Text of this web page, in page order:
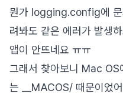
뭔가 logging.config에 문
려봐도 같은 에러가 발생
앱이 안뜨네요 ㅠㅠ
그래서 찾아보니 Mac OS
는 __MACOS/ 때문이었